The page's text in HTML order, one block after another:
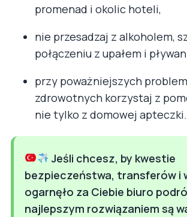
promenad i okolic hoteli,
nie przesadzaj z alkoholem,
połączeniu z upałem i
przy poważniejszych
zdrowotnych korzystaj z
nie tylko z domowej apteczki.
Jeśli chcesz, by kwestie
bezpieczeństwa, transferów i
ogarnęło za Ciebie biuro
najlepszym rozwiązaniem są